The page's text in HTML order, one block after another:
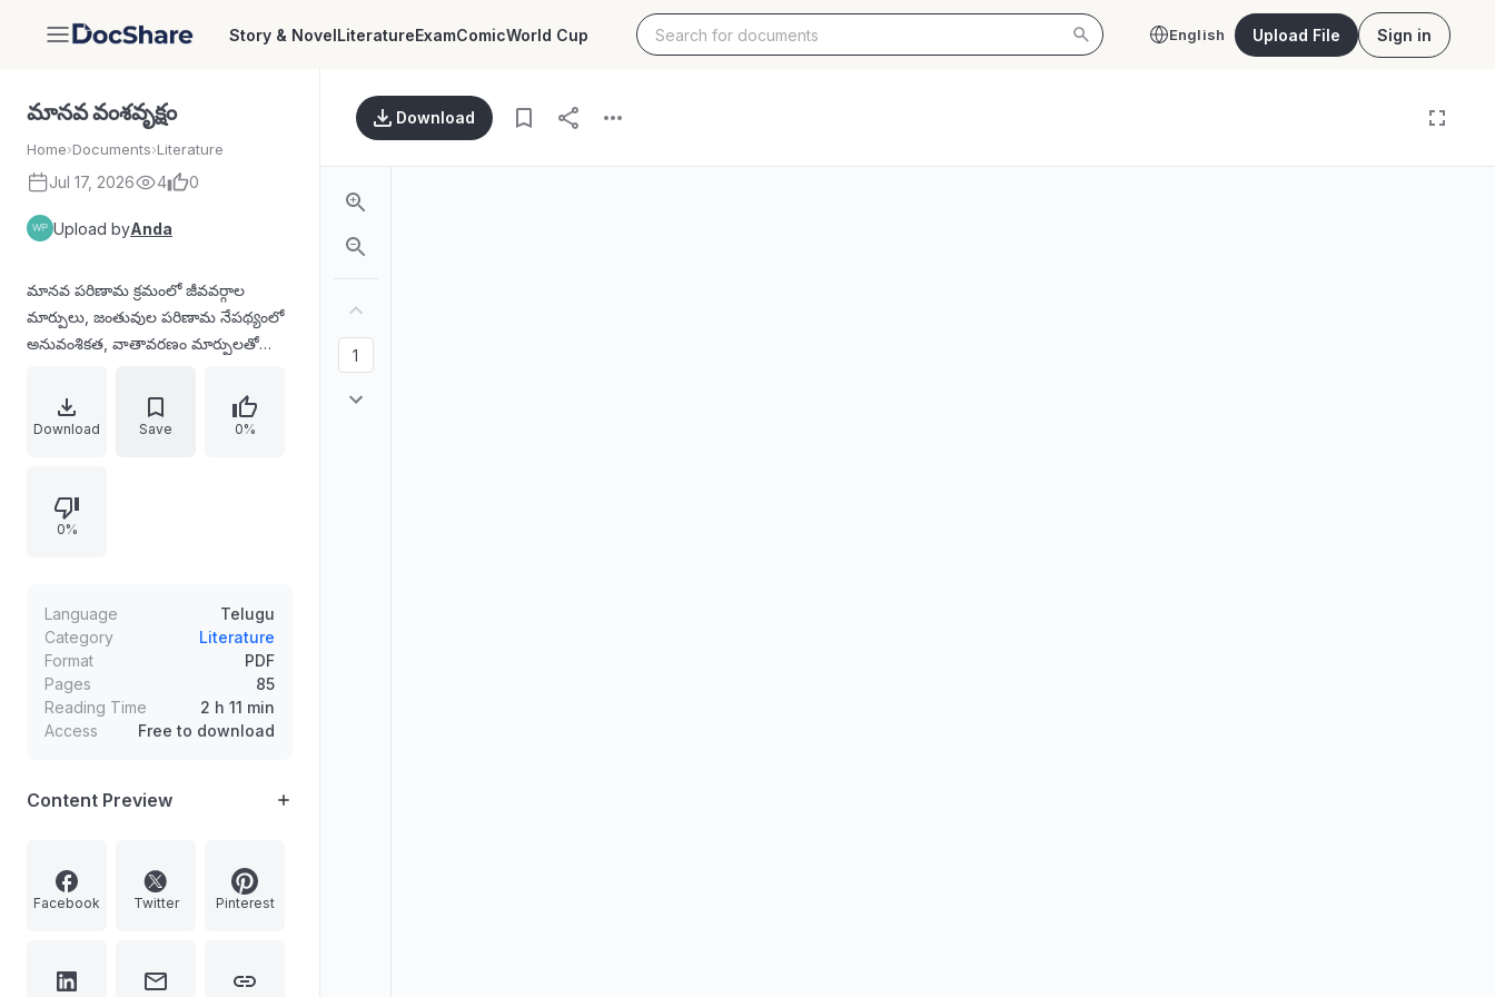
DocShare Story & NovelLiteratureExamComicWorld Cup English Upload File Sign in
మానవ వంశవృక్షం
Home›Documents›Literature
Jul 17, 2026 4 0
Upload byAnda
మానవ పరిణామ క్రమంలో జీవవర్గాల
మార్పులు, జంతువుల పరిణామ నేపథ్యంలో
అనువంశికత, వాతావరణం మార్పులతో
వివరించే రచన; సముద్రజీవులు, భూ
పరిసరాలు, ఆహారశ్రేణులు వంటి అంశాలపై
ప్రక్రియను వివరిస్తుంది.
Download Save 0%
0%
Language
Telugu
Category
Literature
Format
PDF
Pages
85
Reading Time
2 h 11 min
Access
Free to download
Content Preview
Facebook Twitter Pinterest
Download